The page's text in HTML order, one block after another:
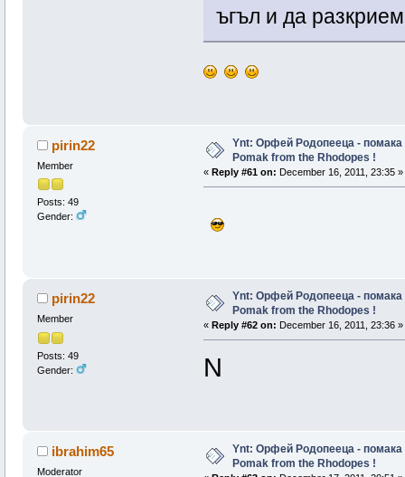
ъгъл и да
pirin22
Member
Posts: 49
Gender:
Ynt: Орфей Родопееца - помака
Pomak from the Rhodopes !
« Reply #61 on: December 16, 2011, 23:35 »
pirin22
Member
Posts: 49
Gender:
Ynt: Орфей Родопееца - помака
Pomak from the Rhodopes !
« Reply #62 on: December 16, 2011, 23:36 »
N
ibrahim65
Moderator
Ynt: Орфей Родопееца - помака
Pomak from the Rhodopes !